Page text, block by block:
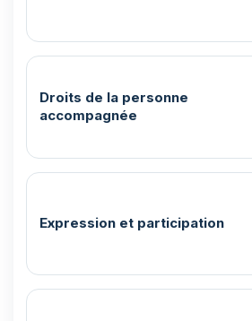
Droits de la personne
accompagnée
Expression et participation